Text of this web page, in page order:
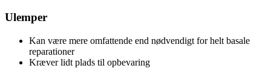
Ulemper
Kan være mere omfattende end nødvendigt for helt basale
reparationer
Kræver lidt plads til opbevaring